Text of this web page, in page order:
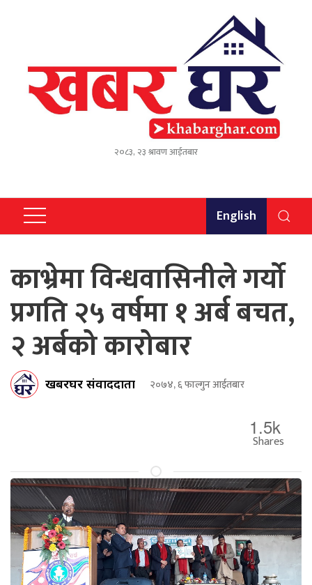
२०८३, २३ श्रावण आईतबार
English
काभ्रेमा विन्धवासिनीले गर्यो
प्रगति २५ वर्षमा १ अर्ब बचत,
२ अर्बको कारोबार
खबरघर संवाददाता २०७४, ६ फाल्गुन आईतबार
1.5k
Shares